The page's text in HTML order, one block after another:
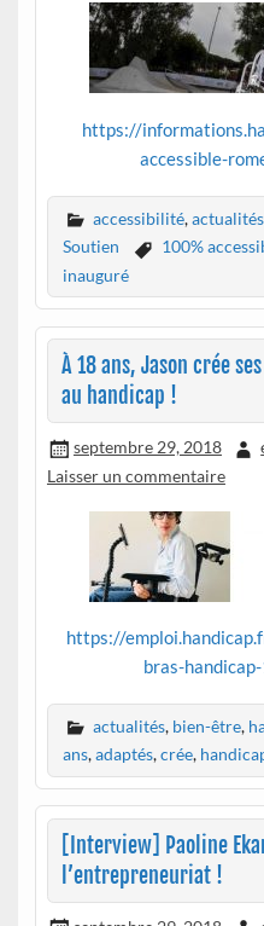
https://
accessible-
accessibilité,actualités
Soutien
100%
inauguré
À 18 ans, Jason crée
au handicap !
septembre 29, 2018
Laisser un commentaire
https://
bras-
actualités, bien-être,
ans,adaptés,crée,
[Interview] Paoline
l’entrepreneuriat !